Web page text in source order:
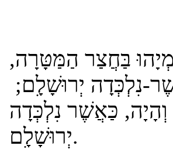
בַּחֲצַר הַמַּטָּרָה,
נִלְכְּדָה יְרוּשָׁלִָם;
כַּאֲשֶׁר נִלְכְּדָה
יְרוּשָׁלִָם.